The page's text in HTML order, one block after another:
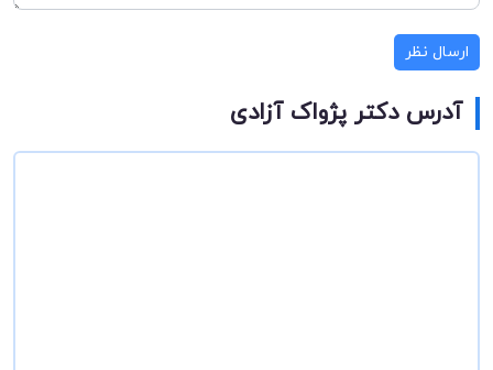
ارسال نظر
آدرس دکتر پژواک آزادی